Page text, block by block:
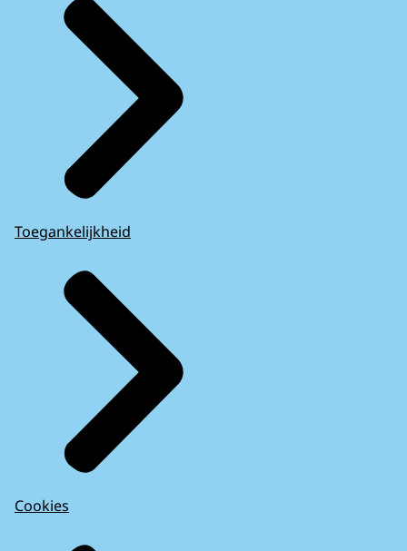
Toegankelijkheid
Cookies